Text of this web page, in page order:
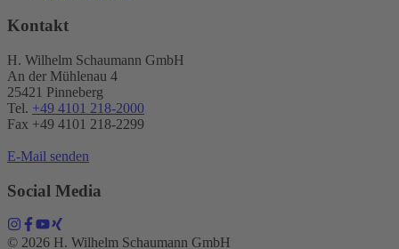
Kontakt
H. Wilhelm Schaumann GmbH
An der Mühlenau 4
25421 Pinneberg
Tel. +49 4101 218-2000
Fax +49 4101 218​-2299
E-Mail senden
Social Media
© 2026 H. Wilhelm Schaumann GmbH